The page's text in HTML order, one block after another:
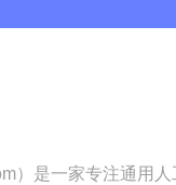
）是一家专注通用